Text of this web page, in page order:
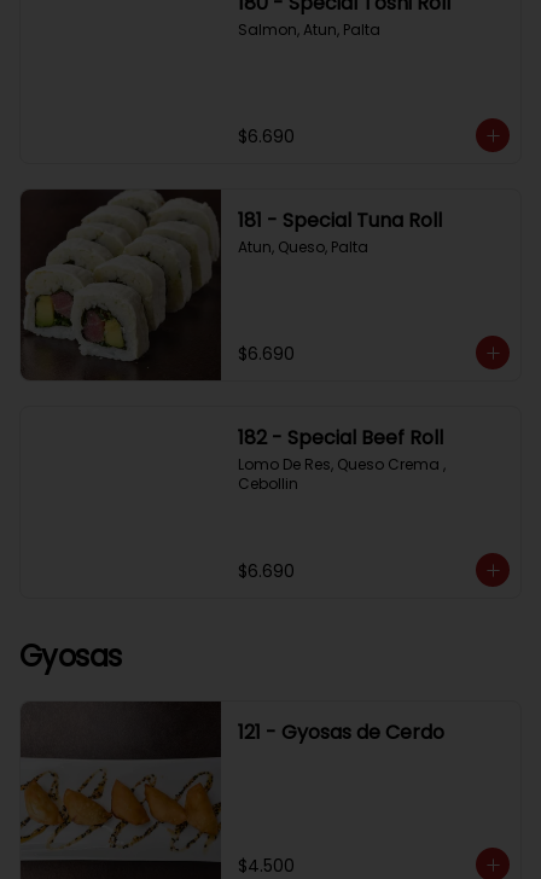
Salmon, Atun, Palta
$6.690
181 - Special Tuna Roll
Atun, Queso, Palta
$6.690
182 - Special Beef Roll
Lomo De Res, Queso Crema ,
Cebollin
$6.690
Gyosas
121 - Gyosas de Cerdo
$4.500